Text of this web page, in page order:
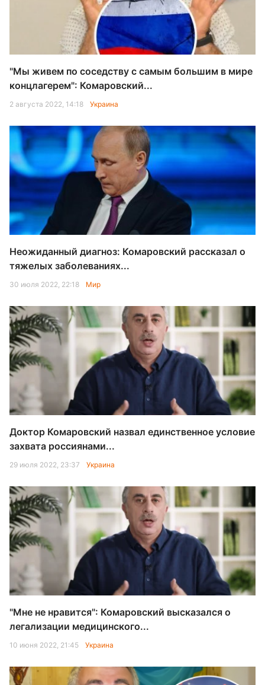
"Мы живем по соседству с самым большим в мире
концлагерем": Комаровский...
2 августа 2022, 14:18 Украина
Неожиданный диагноз: Комаровский рассказал о
тяжелых заболеваниях...
30 июля 2022, 22:18 Мир
Доктор Комаровский назвал единственное условие
захвата россиянами...
29 июля 2022, 23:37 Украина
"Мне не нравится": Комаровский высказался о
легализации медицинского...
10 июня 2022, 21:45 Украина